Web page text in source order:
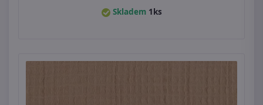
Skladem 1ks